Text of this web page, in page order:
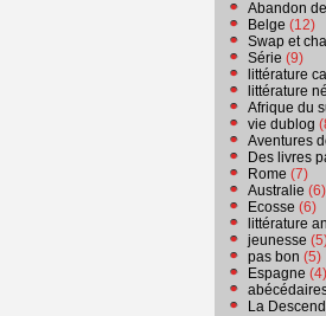
Abandon
Belge (12)
Swap et
Série (9)
littérature
littérature
Afrique du
vie dublog
Aventures
Des livres
Rome (7)
Australie (6)
Ecosse (6)
littérature
jeunesse
pas bon (5)
Espagne (4)
La